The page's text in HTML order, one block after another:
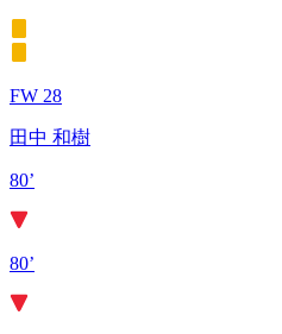
FW 28
田中 和樹
80’
80’